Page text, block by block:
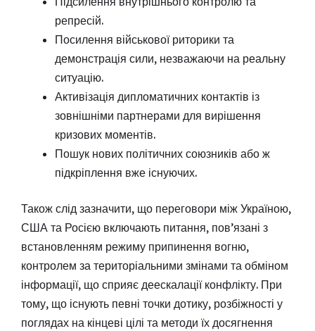
репресій.
Посилення військової риторики та
демонстрація сили, незважаючи на реальну
ситуацію.
Активізація дипломатичних контактів із
зовнішніми партнерами для вирішення
кризових моментів.
Пошук нових політичних союзників або ж
підкріплення вже існуючих.
Також слід зазначити, що переговори між Україною,
США та Росією включають питання, пов’язані з
встановленням режиму припинення вогню,
контролем за територіальними змінами та обміном
інформації, що сприяє деескалації конфлікту. При
тому, що існують певні точки дотику, розбіжності у
поглядах на кінцеві цілі та методи їх досягнення